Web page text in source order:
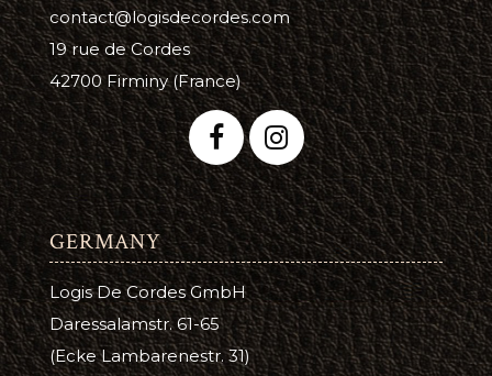
contact@logisdecordes.com
19 rue de Cordes
42700 Firminy (France)
GERMANY
Logis De Cordes GmbH
Daressalamstr. 61-65
(Ecke Lambarenestr. 31)